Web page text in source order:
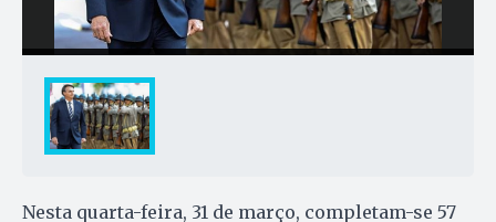
Nesta quarta-feira, 31 de março, completam-se 57